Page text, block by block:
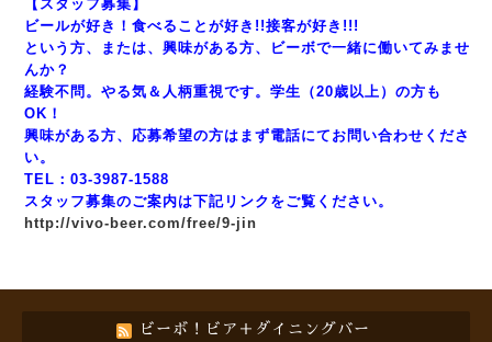
【スタッフ募集】
ビールが好き！食べることが好き!!接客が好き!!!
という方、または、興味がある方、ビーボで一緒に働いてみませ
んか？
経験不問。やる気＆人柄重視です。学生（20歳以上）の方も
OK！
興味がある方、応募希望の方はまず電話にてお問い合わせくださ
い。
TEL：03-3987-1588
スタッフ募集のご案内は下記リンクをご覧ください。
http://vivo-beer.com/free/9-jin
ビーボ！ビア＋ダイニングバー